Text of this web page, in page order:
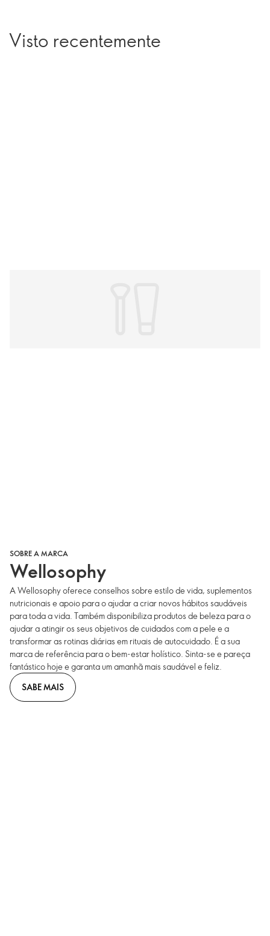
Visto recentemente
SOBRE A MARCA
Wellosophy
A Wellosophy oferece conselhos sobre estilo de vida, suplementos
nutricionais e apoio para o ajudar a criar novos hábitos saudáveis
para toda a vida. Também disponibiliza produtos de beleza para o
ajudar a atingir os seus objetivos de cuidados com a pele e a
transformar as rotinas diárias em rituais de autocuidado. É a sua
marca de referência para o bem-estar holístico. Sinta-se e pareça
fantástico hoje e garanta um amanhã mais saudável e feliz.
SABE MAIS